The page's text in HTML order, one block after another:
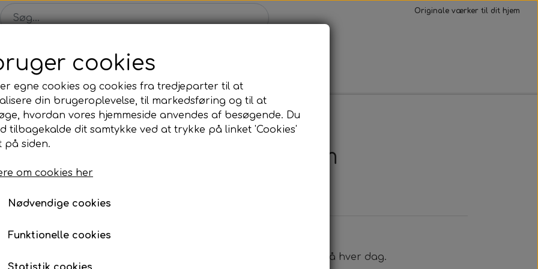
Originale værker til dit hjem
Shop Solgte malerier Konkurrence
GOLDEN MIST 02 - 100x70 cm
Varenummer: 202502
Et flot maleri med intense farver og mange linjer.
Her får du malerier fyldt med liv og kant, som du kan kigge på hver dag.
cookies
egne cookies og cookies fra tredjeparter til at
din brugeroplevelse, til markedsføring og til at
hvordan vores hjemmeside anvendes af besøgende. Du
tilbagekalde dit samtykke ved at trykke på linket 'Cookies'
på siden.
om cookies her
Nødvendige cookies
Funktionelle cookies